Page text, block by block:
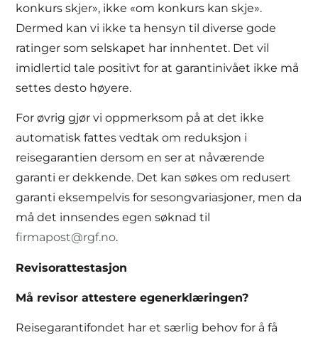
konkurs skjer», ikke «om konkurs kan skje».
Dermed kan vi ikke ta hensyn til diverse gode
ratinger som selskapet har innhentet. Det vil
imidlertid tale positivt for at garantinivået ikke må
settes desto høyere.
For øvrig gjør vi oppmerksom på at det ikke
automatisk fattes vedtak om reduksjon i
reisegarantien dersom en ser at nåværende
garanti er dekkende. Det kan søkes om redusert
garanti eksempelvis for sesongvariasjoner, men da
må det innsendes egen søknad til
firmapost@rgf.no.
Revisorattestasjon
Må revisor attestere egenerklæringen?
Reisegarantifondet har et særlig behov for å få